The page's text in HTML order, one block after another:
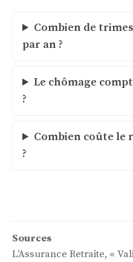
Combien de
par an ?
Le chômage
?
Combien coûte le
?
Sources
L’Assurance Retraite, «